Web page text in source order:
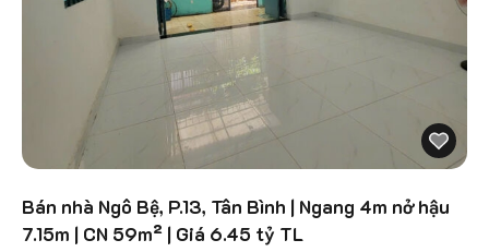
Bán nhà Ngô Bệ, P.13, Tân Bình | Ngang 4m nở hậu
7.15m | CN 59m² | Giá 6.45 tỷ TL